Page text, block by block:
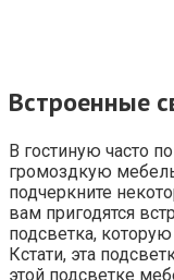
Встроенные
В гостиную часто
громоздкую
подчеркните
вам пригодятся
подсветка,
Кстати, эта
этой подсветке